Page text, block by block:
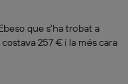
que s'ha trobat a
costava 257 € i la més cara